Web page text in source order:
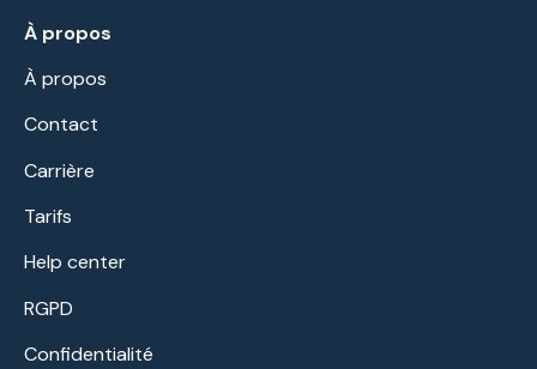
À propos
À propos
Contact
Carrière
Tarifs
Help center
RGPD
Confidentialité